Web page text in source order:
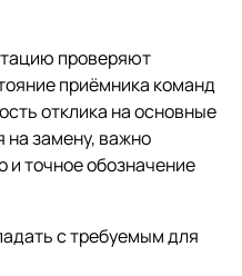
проверяют
приёмника команд
отклика на основные
на замену, важно
и точное обозначение
с требуемым для